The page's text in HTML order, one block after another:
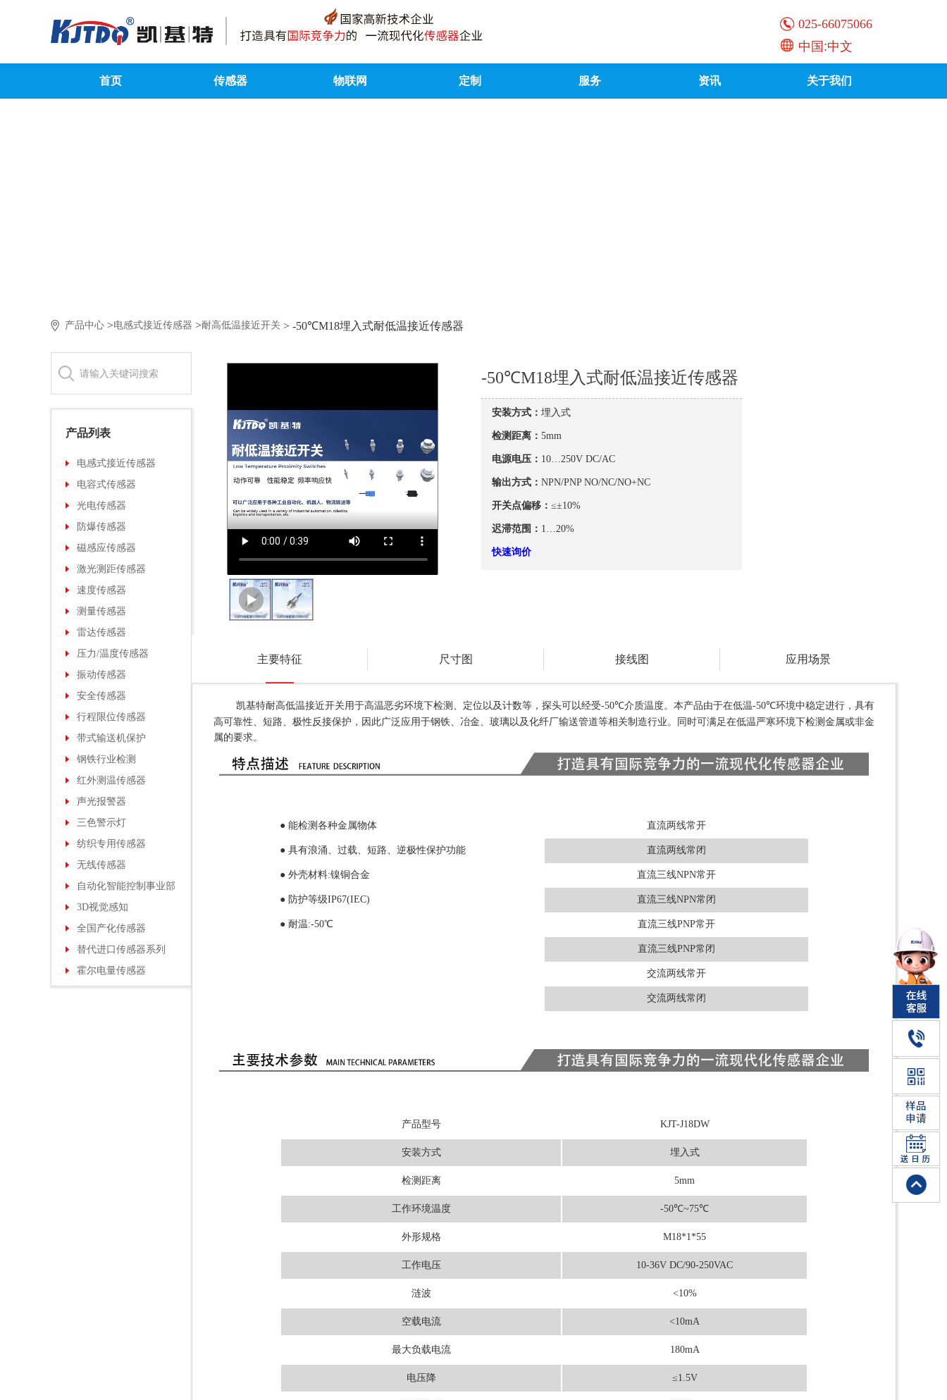
025-66075066
中国:中文
首页 传感器 物联网 定制 服务 资讯 关于我们
产品中心 >电感式接近传感器 >耐高低温接近开关 > -50℃M18埋入式耐低温接近传感器
产品列表
电感式接近传感器
电容式传感器
光电传感器
防爆传感器
磁感应传感器
激光测距传感器
速度传感器
测量传感器
雷达传感器
压力/温度传感器
振动传感器
安全传感器
行程限位传感器
带式输送机保护
钢铁行业检测
红外测温传感器
声光报警器
三色警示灯
纺织专用传感器
无线传感器
自动化智能控制事业部
3D视觉感知
全国产化传感器
替代进口传感器系列
霍尔电量传感器
-50℃M18埋入式耐低温接近传感器
安装方式： 埋入式
检测距离： 5mm
电源电压： 10…250V DC/AC
输出方式： NPN/PNP NO/NC/NO+NC
开关点偏移： ≤±10%
迟滞范围： 1…20%
快速询价
主要特征 尺寸图 接线图 应用场景
凯基特耐高低温接近开关用于高温恶劣环境下检测、定位以及计数等，探头可以经受-50℃介质温度。本产品由于在低温-50℃环境中稳定进行，具有
高可靠性、短路、极性反接保护，因此广泛应用于钢铁、冶金、玻璃以及化纤厂输送管道等相关制造行业。同时可满足在低温严寒环境下检测金属或非金
属的要求。
● 能检测各种金属物体 直流两线常开
● 具有浪涌、过载、短路、逆极性保护功能 直流两线常闭
● 外壳材料:镍铜合金 直流三线NPN常开
● 防护等级IP67(IEC) 直流三线NPN常闭
● 耐温:-50℃ 直流三线PNP常开
直流三线PNP常闭
交流两线常开
交流两线常闭
产品型号 KJT-J18DW
安装方式 埋入式
检测距离 5mm
工作环境温度 -50℃~75℃
外形规格 M18*1*55
工作电压 10-36V DC/90-250VAC
涟波 <10%
空载电流 <10mA
最大负载电流 180mA
电压降 ≤1.5V